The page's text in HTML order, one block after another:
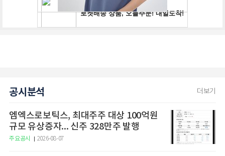
공시분석 더보기
엠엑스로보틱스, 최대주주 대상 100억원
규모 유상증자... 신주 328만주 발행
주요공시 2026-08-07